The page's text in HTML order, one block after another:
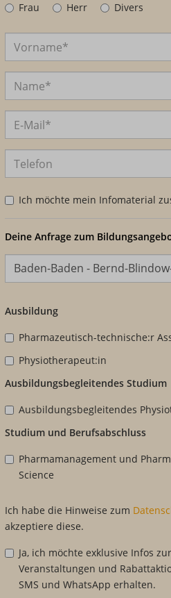
Frau
Herr Divers
Ich möchte mein Infomaterial
Deine Anfrage zum
Standort
Ausbildung
Pharmazeutisch-technische:r
Physiotherapeut:in
Ausbildungsbegleitendes Studium
Ausbildungsbegleitendes
Studium und Berufsabschluss
Pharmamanagement und
Science
Ich habe die Hinweise zum
akzeptiere diese.
Ja, ich möchte exklusive Infos
Veranstaltungen und
SMS und WhatsApp erhalten.